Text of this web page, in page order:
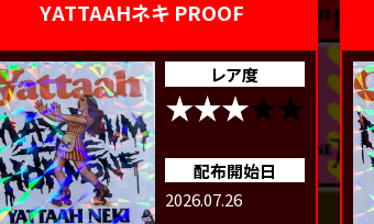
YATTAAHネキ PROOF
レア度
配布開始日
2026.07.26